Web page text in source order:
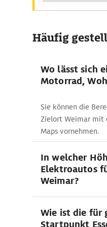
Häufig
Wo lässt sich
Motorrad,
Sie können die
Zielort Weimar mit
Maps vornehmen.
In welcher
Elektroautos
Weimar?
Wie ist die für
Startpunkt